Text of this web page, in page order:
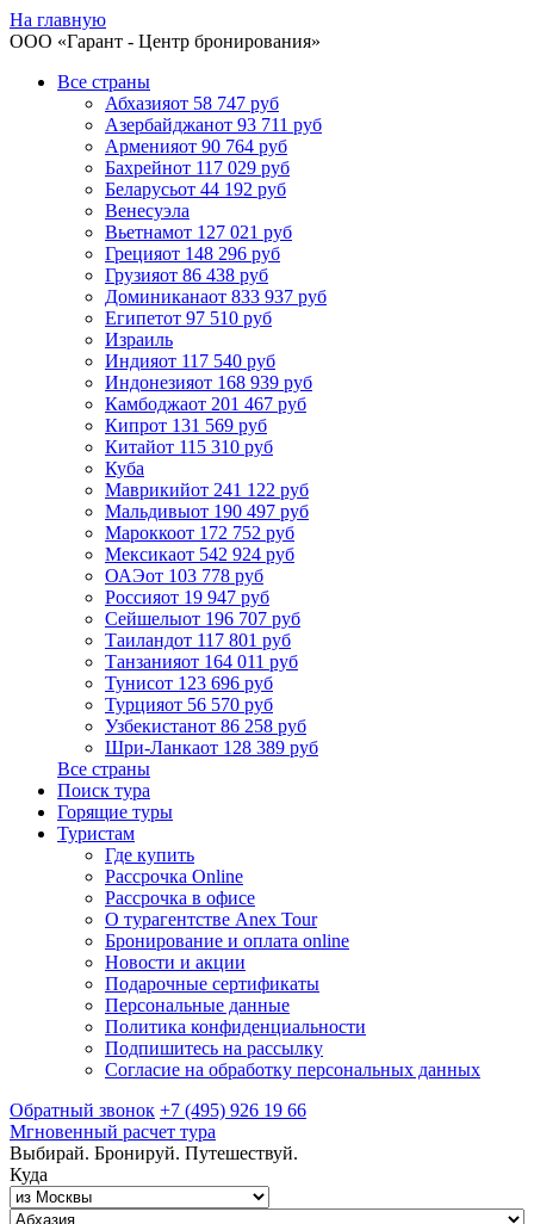
На главную
ООО «Гарант - Центр бронирования»
Все страны
Абхазияот 58 747 руб
Азербайджанот 93 711 руб
Арменияот 90 764 руб
Бахрейнот 117 029 руб
Беларусьот 44 192 руб
Венесуэла
Вьетнамот 127 021 руб
Грецияот 148 296 руб
Грузияот 86 438 руб
Доминиканаот 833 937 руб
Египетот 97 510 руб
Израиль
Индияот 117 540 руб
Индонезияот 168 939 руб
Камбоджаот 201 467 руб
Кипрот 131 569 руб
Китайот 115 310 руб
Куба
Маврикийот 241 122 руб
Мальдивыот 190 497 руб
Мароккоот 172 752 руб
Мексикаот 542 924 руб
ОАЭот 103 778 руб
Россияот 19 947 руб
Сейшелыот 196 707 руб
Таиландот 117 801 руб
Танзанияот 164 011 руб
Тунисот 123 696 руб
Турцияот 56 570 руб
Узбекистанот 86 258 руб
Шри-Ланкаот 128 389 руб
Все страны
Поиск тура
Горящие туры
Туристам
Где купить
Рассрочка Online
Рассрочка в офисе
О турагентстве Anex Tour
Бронирование и оплата online
Новости и акции
Подарочные сертификаты
Персональные данные
Политика конфиденциальности
Подпишитесь на рассылку
Согласие на обработку персональных данных
Обратный звонок +7 (495) 926 19 66
Мгновенный расчет тура
Выбирай. Бронируй. Путешествуй.
Куда